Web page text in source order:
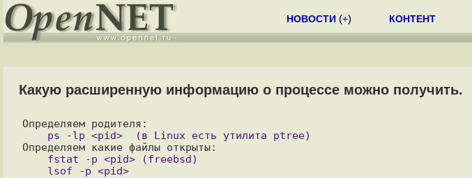
НОВОСТИ (+) КОНТЕНТ
Какую расширенную информацию о процессе можно получить.
    lsof -p <pid>